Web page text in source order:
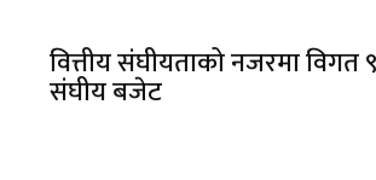
वित्तीय संघीयताको नजरमा विगत
संघीय बजेट